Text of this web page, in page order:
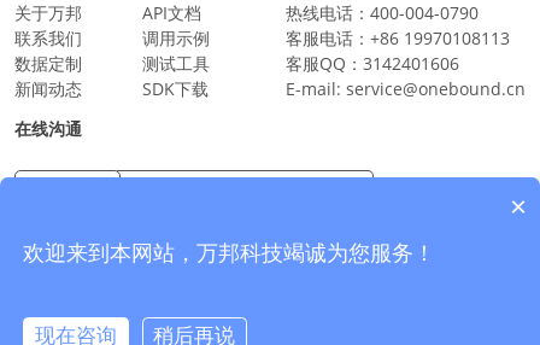
关于万邦
联系我们
数据定制
新闻动态
API文档
调用示例
测试工具
SDK下载
热线电话： 400-004-0790
客服电话： +86 19970108113
客服QQ： 3142401606
E-mail: service@onebound.cn
在线沟通
×
欢迎来到本网站，万邦科技竭诚为您服务！
现在咨询 稍后再说